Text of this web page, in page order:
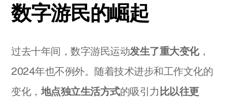
数字游民的崛起
过去十年间，数字游民运动发生了重大变化，
2024年也不例外。随着技术进步和工作文化的
变化，地点独立生活方式的吸引力 比以往更